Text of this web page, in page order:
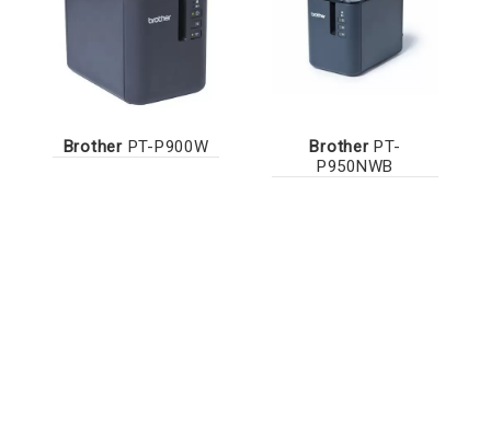
BrotherPT-P900W BrotherPT-
P950NWB